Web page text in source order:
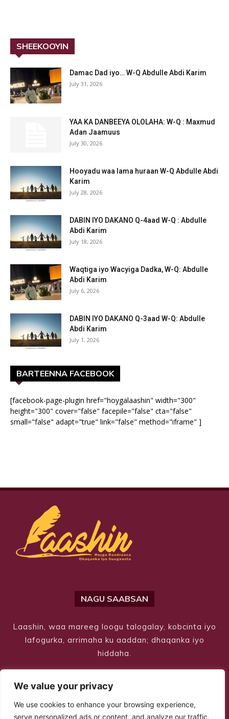
We value your privacy
We use cookies to enhance your browsing experience,
serve personalized ads or content, and analyze our traffic.
SHEEKOOYIN
Damac Dad iyo… W-Q Abdulle Abdi Karim
July 31, 2026
YAA KA DANBEEYA OLOLAHA: W-Q : Maxmud
Adan Jaamuus
July 30, 2026
Hooyadu waa lama huraan W-Q Abdulle Abdi
Karim
July 28, 2026
DABIN IYO DAKANO Q-4aad W-Q : Abdulle
Abdi Karim
July 18, 2026
Waqtiga iyo Wacyiga Dadka, W-Q: Abdulle
Abdi Karim
July 6, 2026
DABIN IYO DAKANO Q-3aad W-Q: Abdulle
Abdi Karim
July 1, 2026
BARTEENNA FACEBOOK
[facebook-page-plugin href="hoygalaashin" width="300"
height="300" cover="false" facepile="false" cta="false"
small="false" adapt="true" link="false" method="iframe" ]
NAGU SAABSAN
Laashin, waa mareeg loogu talogalay, kobcinta iyo
lafogurka, arrimaha ku aaddan; dhaqanka iyo
hiddaha.